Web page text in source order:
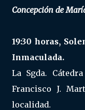
Concepción de
19:30 horas,
Inmaculada.
La Sgda.
Francisco J.
localidad.